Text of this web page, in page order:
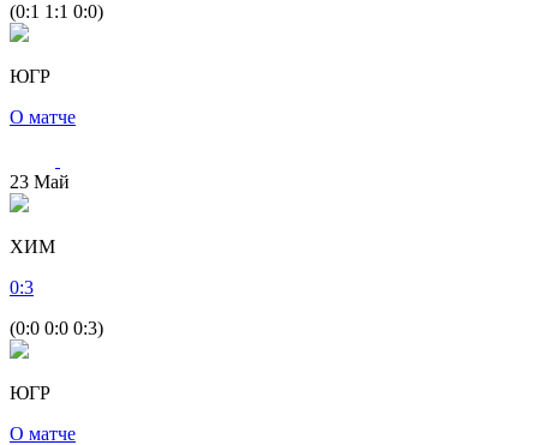
(0:1 1:1 0:0)
ЮГР
О матче
23 Май
ХИМ
0:3
(0:0 0:0 0:3)
ЮГР
О матче